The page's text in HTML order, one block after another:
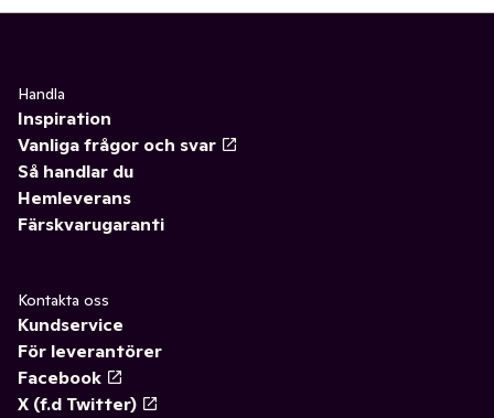
Handla
Inspiration
Vanliga frågor och svar
Så handlar du
Hemleverans
Färskvarugaranti
Kontakta oss
Kundservice
För leverantörer
Facebook
X (f.d Twitter)